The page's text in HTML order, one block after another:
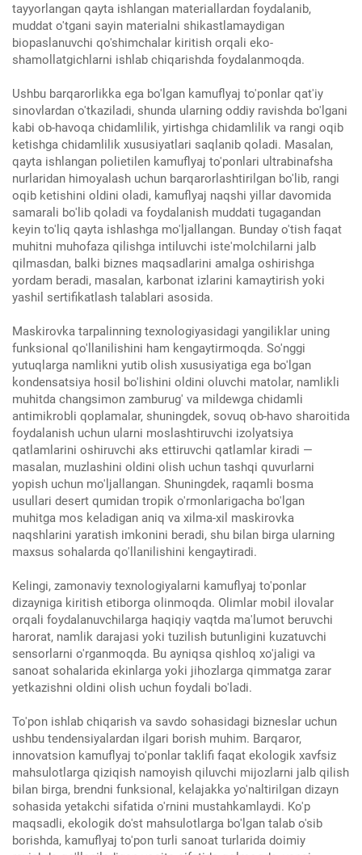
tayyorlangan qayta ishlangan materiallardan foydalanib,
muddat o'tgani sayin materialni shikastlamaydigan
biopaslanuvchi qo'shimchalar kiritish orqali eko-
shamollatgichlarni ishlab chiqarishda foydalanmoqda.
Ushbu barqarorlikka ega bo'lgan kamuflyaj to'ponlar qat'iy
sinovlardan o'tkaziladi, shunda ularning oddiy ravishda bo'lgani
kabi ob-havoqa chidamlilik, yirtishga chidamlilik va rangi oqib
ketishga chidamlilik xususiyatlari saqlanib qoladi. Masalan,
qayta ishlangan polietilen kamuflyaj to'ponlari ultrabinafsha
nurlaridan himoyalash uchun barqarorlashtirilgan bo'lib, rangi
oqib ketishini oldini oladi, kamuflyaj naqshi yillar davomida
samarali bo'lib qoladi va foydalanish muddati tugagandan
keyin to'liq qayta ishlashga mo'ljallangan. Bunday o'tish faqat
muhitni muhofaza qilishga intiluvchi iste'molchilarni jalb
qilmasdan, balki biznes maqsadlarini amalga oshirishga
yordam beradi, masalan, karbonat izlarini kamaytirish yoki
yashil sertifikatlash talablari asosida.
Maskirovka tarpalinning texnologiyasidagi yangiliklar uning
funksional qo'llanilishini ham kengaytirmoqda. So'nggi
yutuqlarga namlikni yutib olish xususiyatiga ega bo'lgan
kondensatsiya hosil bo'lishini oldini oluvchi matolar, namlikli
muhitda changsimon zamburug' va mildewga chidamli
antimikrobli qoplamalar, shuningdek, sovuq ob-havo sharoitida
foydalanish uchun ularni moslashtiruvchi izolyatsiya
qatlamlarini oshiruvchi aks ettiruvchi qatlamlar kiradi —
masalan, muzlashini oldini olish uchun tashqi quvurlarni
yopish uchun mo'ljallangan. Shuningdek, raqamli bosma
usullari desert qumidan tropik o'rmonlarigacha bo'lgan
muhitga mos keladigan aniq va xilma-xil maskirovka
naqshlarini yaratish imkonini beradi, shu bilan birga ularning
maxsus sohalarda qo'llanilishini kengaytiradi.
Kelingi, zamonaviy texnologiyalarni kamuflyaj to'ponlar
dizayniga kiritish etiborga olinmoqda. Olimlar mobil ilovalar
orqali foydalanuvchilarga haqiqiy vaqtda ma'lumot beruvchi
harorat, namlik darajasi yoki tuzilish butunligini kuzatuvchi
sensorlarni o'rganmoqda. Bu ayniqsa qishloq xo'jaligi va
sanoat sohalarida ekinlarga yoki jihozlarga qimmatga zarar
yetkazishni oldini olish uchun foydali bo'ladi.
To'pon ishlab chiqarish va savdo sohasidagi bizneslar uchun
ushbu tendensiyalardan ilgari borish muhim. Barqaror,
innovatsion kamuflyaj to'ponlar taklifi faqat ekologik xavfsiz
mahsulotlarga qiziqish namoyish qiluvchi mijozlarni jalb qilish
bilan birga, brendni funksional, kelajakka yo'naltirilgan dizayn
sohasida yetakchi sifatida o'rnini mustahkamlaydi. Ko'p
maqsadli, ekologik do'st mahsulotlarga bo'lgan talab o'sib
borishda, kamuflyaj to'pon turli sanoat turlarida doimiy